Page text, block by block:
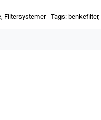
Filtersystemer Tags: benkefilter,